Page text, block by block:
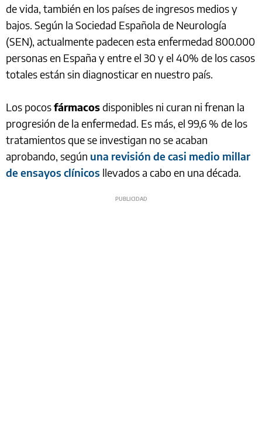
de vida, también en los países de ingresos medios y
bajos. Según la Sociedad Española de Neurología
(SEN), actualmente padecen esta enfermedad 800.000
personas en España y entre el 30 y el 40% de los casos
totales están sin diagnosticar en nuestro país.
Los pocosfármacosdisponibles ni curan ni frenan la
progresión de la enfermedad. Es más, el 99,6 % de los
tratamientos que se investigan no se acaban
aprobando, según una revisión de casi medio millar
de ensayos clínicos llevados a cabo en una década.